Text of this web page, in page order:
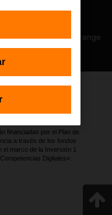
Confort+
Aviso legal Orange
Digital y de
financiadas por el Plan de
a través de los fondos
el marco de la Inversión 1
Digitales».